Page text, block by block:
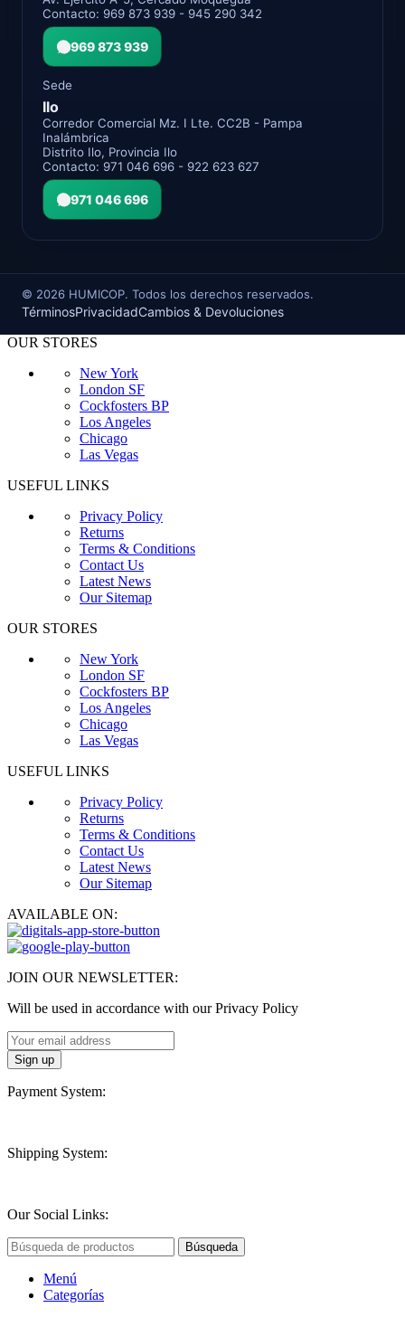
Contacto: 969 873 939 - 945 290 342
969 873 939
Sede
Ilo
Corredor Comercial Mz. I Lte. CC2B - Pampa
Inalámbrica
Distrito Ilo, Provincia Ilo
Contacto: 971 046 696 - 922 623 627
971 046 696
© 2026 HUMICOP. Todos los derechos reservados.
TérminosPrivacidadCambios & Devoluciones
OUR STORES
New York
London SF
Cockfosters BP
Los Angeles
Chicago
Las Vegas
USEFUL LINKS
Privacy Policy
Returns
Terms & Conditions
Contact Us
Latest News
Our Sitemap
OUR STORES
New York
London SF
Cockfosters BP
Los Angeles
Chicago
Las Vegas
USEFUL LINKS
Privacy Policy
Returns
Terms & Conditions
Contact Us
Latest News
Our Sitemap
AVAILABLE ON:
JOIN OUR NEWSLETTER:
Will be used in accordance with our Privacy Policy
Payment System:
Shipping System:
Our Social Links:
Búsqueda
Menú
Categorías